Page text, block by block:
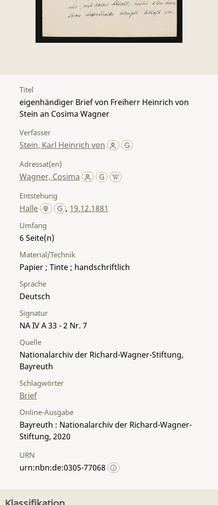
Titel
eigenhändiger Brief von Freiherr Heinrich von
Stein an Cosima Wagner
Verfasser
Stein, Karl Heinrich von
Adressat(en)
Wagner, Cosima
Entstehung
Halle , 19.12.1881
Umfang
6
Material/Technik
Papier ; Tinte ; handschriftlich
Sprache
Deutsch
Signatur
NA IV A 33 - 2 Nr. 7
Quelle
Nationalarchiv der Richard-Wagner-Stiftung,
Bayreuth
Schlagwörter
Brief
Online-Ausgabe
Bayreuth : Nationalarchiv der Richard-Wagner-
Stiftung, 2020
URN
urn:nbn:de:0305-77068